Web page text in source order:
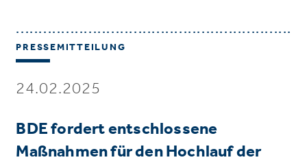
PRESSEMITTEILUNG
24.02.2025
BDE fordert entschlossene
Maßnahmen für den Hochlauf der